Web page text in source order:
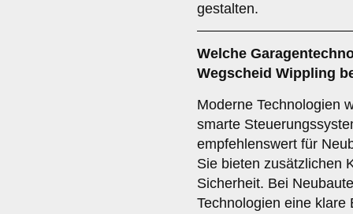
gestalten.
Welche
Wegscheid Wippling
Moderne Technologien
smarte
empfehlenswert für
Sie bieten zusätzlichen
Sicherheit. Bei
Technologien eine klare